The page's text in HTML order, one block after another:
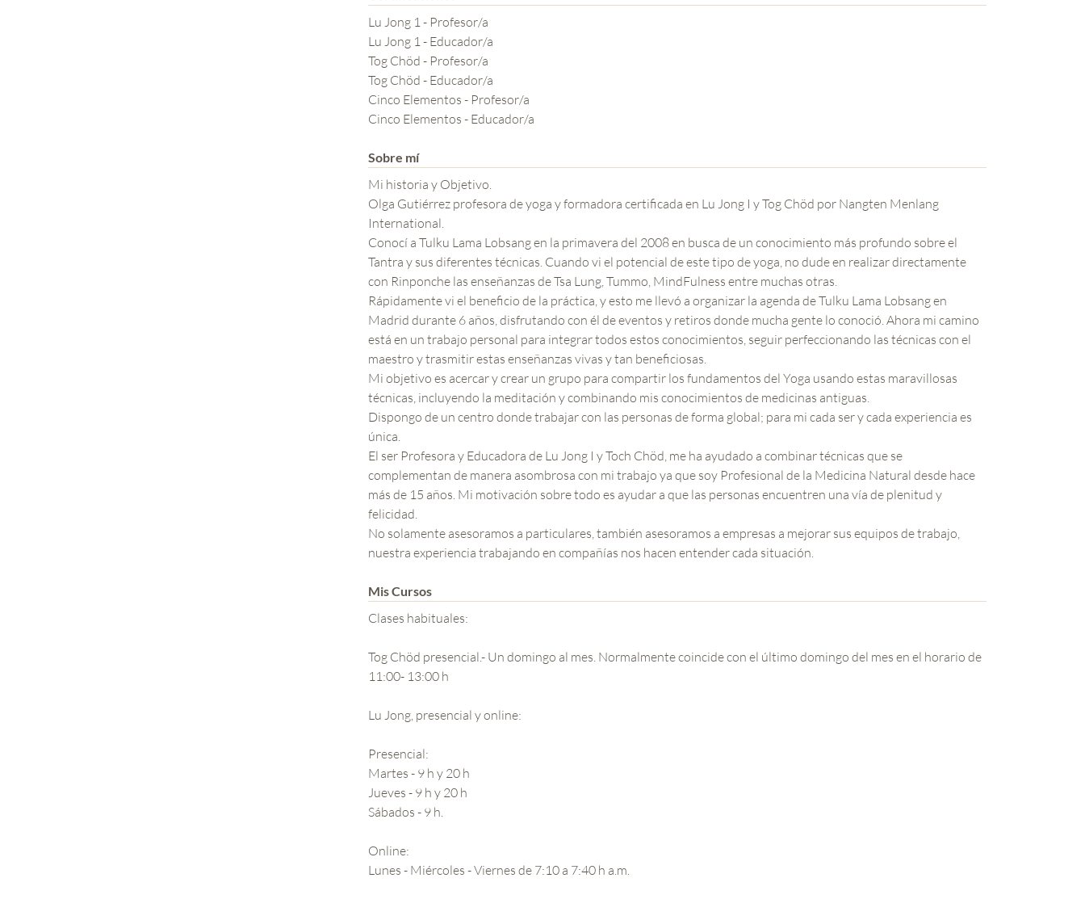
YOGA DEL GURU
Lu Jong 1 - Profesor/a
Lu Jong 1 - Educador/a
Tog Chöd - Profesor/a
Tog Chöd - Educador/a
Cinco Elementos - Profesor/a
Cinco Elementos - Educador/a
Sobre mí
Mi historia y Objetivo.
Olga Gutiérrez profesora de yoga y formadora certificada en Lu Jong I y Tog Chöd por Nangten Menlang
International.
Conocí a Tulku Lama Lobsang en la primavera del 2008 en busca de un conocimiento más profundo sobre el
Tantra y sus diferentes técnicas. Cuando vi el potencial de este tipo de yoga, no dude en realizar directamente
con Rinponche las enseñanzas de Tsa Lung, Tummo, MindFulness entre muchas otras.
Rápidamente vi el beneficio de la práctica, y esto me llevó a organizar la agenda de Tulku Lama Lobsang en
Madrid durante 6 años, disfrutando con él de eventos y retiros donde mucha gente lo conoció. Ahora mi camino
está en un trabajo personal para integrar todos estos conocimientos, seguir perfeccionando las técnicas con el
maestro y trasmitir estas enseñanzas vivas y tan beneficiosas.
Mi objetivo es acercar y crear un grupo para compartir los fundamentos del Yoga usando estas maravillosas
técnicas, incluyendo la meditación y combinando mis conocimientos de medicinas antiguas.
Dispongo de un centro donde trabajar con las personas de forma global; para mi cada ser y cada experiencia es
única.
El ser Profesora y Educadora de Lu Jong I y Toch Chöd, me ha ayudado a combinar técnicas que se
complementan de manera asombrosa con mi trabajo ya que soy Profesional de la Medicina Natural desde hace
más de 15 años. Mi motivación sobre todo es ayudar a que las personas encuentren una vía de plenitud y
felicidad.
No solamente asesoramos a particulares, también asesoramos a empresas a mejorar sus equipos de trabajo,
nuestra experiencia trabajando en compañías nos hacen entender cada situación.
Mis Cursos
Clases habituales:
Tog Chöd presencial.- Un domingo al mes. Normalmente coincide con el último domingo del mes en el horario de
11:00- 13:00 h
Lu Jong, presencial y online:
Presencial:
Martes - 9 h y 20 h
Jueves - 9 h y 20 h
Sábados - 9 h.
Online:
Lunes - Miércoles - Viernes de 7:10 a 7:40 h a.m.